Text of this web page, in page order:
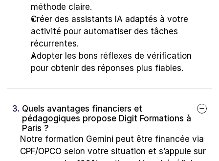
méthode claire.
Créer des assistants IA adaptés à votre
activité pour automatiser des tâches
récurrentes.
Adopter les bons réflexes de vérification
pour obtenir des réponses plus fiables.
3. Quels avantages financiers et
pédagogiques propose Digit Formations à
Paris ?
Notre formation Gemini peut être financée via
CPF/OPCO selon votre situation et s’appuie sur